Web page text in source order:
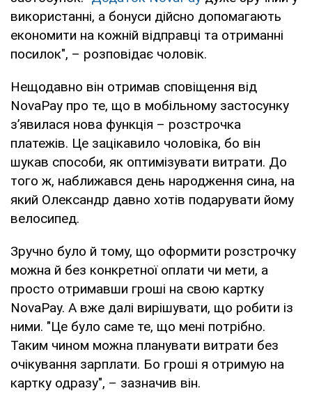
використанні, а бонуси дійсно допомагають
економити на кожній відправці та отриманні
посилок", – розповідає чоловік.
Нещодавно він отримав сповіщення від
NovaPay про те, що в мобільному застосунку
з’явилася нова функція – розстрочка
платежів. Це зацікавило чоловіка, бо він
шукав способи, як оптимізувати витрати. До
того ж, наближався день народження сина, на
який Олександр давно хотів подарувати йому
велосипед.
Зручно було й тому, що оформити розстрочку
можна й без конкретної оплати чи мети, а
просто отримавши гроші на свою картку
NovaPay. А вже далі вирішувати, що робити із
ними. "Це було саме те, що мені потрібно.
Таким чином можна планувати витрати без
очікування зарплати. Бо гроші я отримую на
картку одразу", – зазначив він.